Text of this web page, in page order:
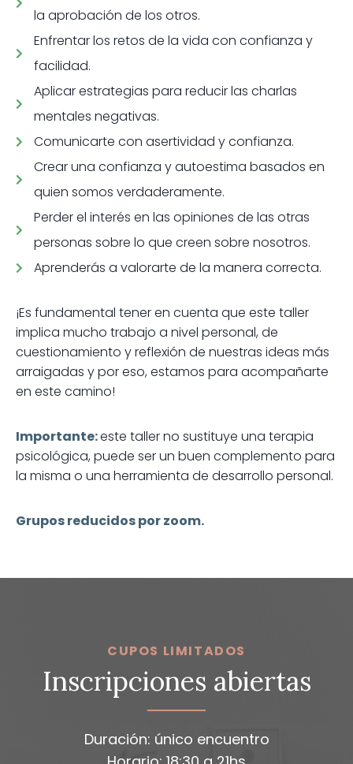
la aprobación de los otros.
Enfrentar los retos de la vida con confianza y
facilidad.
Aplicar estrategias para reducir las charlas
mentales negativas.
Comunicarte con asertividad y confianza.
Crear una confianza y autoestima basados en
quien somos verdaderamente.
Perder el interés en las opiniones de las otras
personas sobre lo que creen sobre nosotros.
Aprenderás a valorarte de la manera correcta.
¡Es fundamental tener en cuenta que este taller
implica mucho trabajo a nivel personal, de
cuestionamiento y reflexión de nuestras ideas más
arraigadas y por eso, estamos para acompañarte
en este camino!
Importante:este taller no sustituye una terapia
psicológica, puede ser un buen complemento para
la misma o una herramienta de desarrollo personal.
Grupos reducidos por zoom.
CUPOS LIMITADOS
Inscripciones abiertas
Duración: único encuentro